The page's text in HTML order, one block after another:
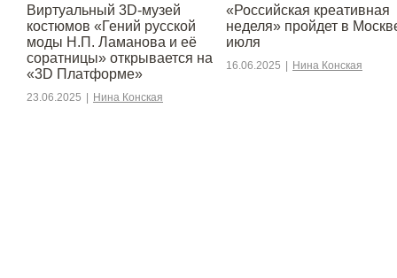
Виртуальный 3D-музей
костюмов «Гений русской
моды Н.П. Ламанова и её
соратницы» открывается на
«3D Платформе»
23.06.2025 Нина Конская
«Российская креативная
неделя» пройдет в
июля
16.06.2025 Нина Конская